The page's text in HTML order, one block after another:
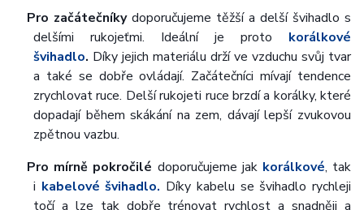
Pro začátečníky doporučujeme těžší a delší švihadlo s
delšími rukojeťmi. Ideální je proto
korálkové
švihadlo. Díky jejich materiálu drží ve vzduchu svůj tvar
a také se dobře ovládají. Začátečníci mívají tendence
zrychlovat ruce. Delší rukojeti ruce brzdí a korálky, které
dopadají během skákání na zem, dávají lepší zvukovou
zpětnou vazbu.
Pro mírně pokročilé doporučujeme jak korálkové, tak
i kabelové švihadlo. Díky kabelu se švihadlo rychleji
točí a lze tak dobře trénovat rychlost a snadněji a